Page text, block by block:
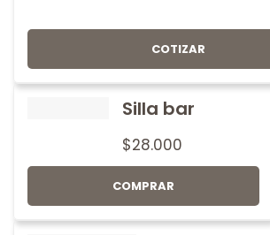
COTIZAR
Silla bar
$28.000
COMPRAR